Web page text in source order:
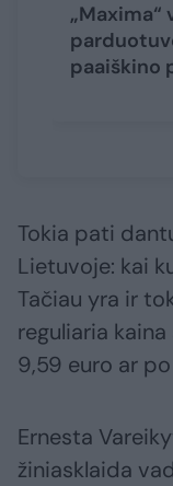
„Maxima“
paaiškino
Tokia pati
Lietuvoje: kai
Tačiau yra ir
reguliaria
9,59 euro ar
Ernesta
žiniasklaida